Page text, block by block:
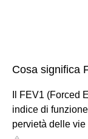
Cosa significa
Il FEV1 (Forced
indice di
pervietà delle vie